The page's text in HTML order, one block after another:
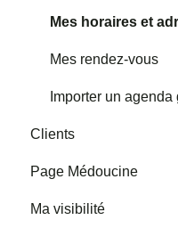
Mes horaires et
Mes rendez-vous
Importer un
Clients
Page Médoucine
Ma page
Ma visibilité